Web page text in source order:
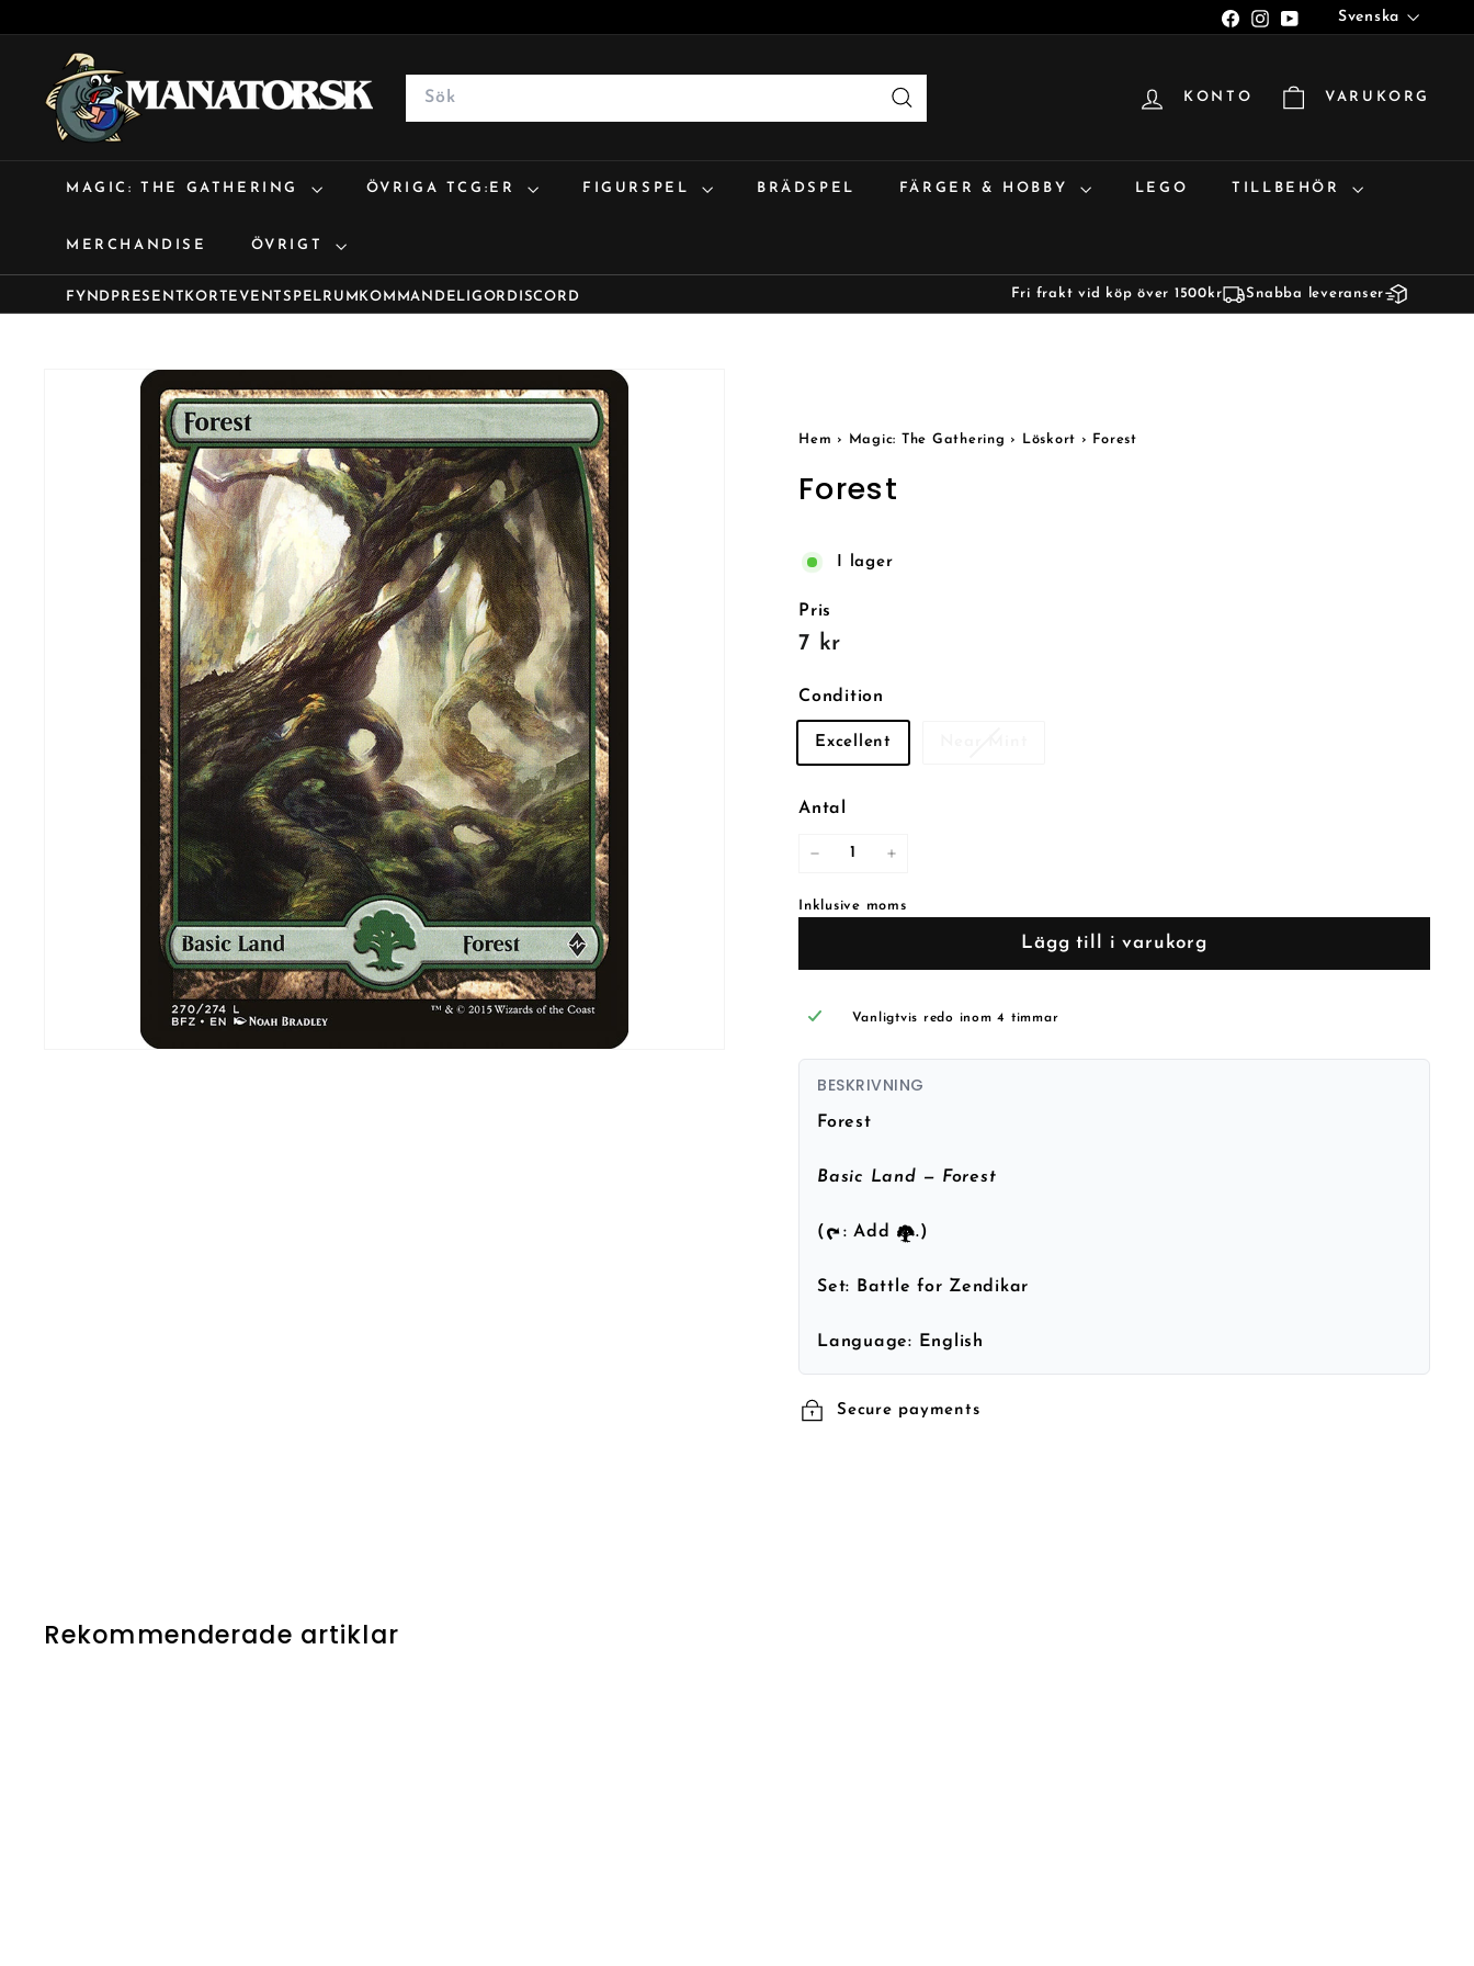
Facebook
Instagram
YouTube
Språk
Svenska
M
a
n
a
Search
Sök
KONTO VARUKORG
MAGIC: THE GATHERING ÖVRIGA TCG:ER FIGURSPEL BRÄDSPEL FÄRGER & HOBBY LEGO TILLBEHÖR
MERCHANDISE ÖVRIGT
FYND PRESENTKORT EVENTSPELRUM KOMMANDE LIGOR DISCORD Fri frakt vid köp över 1500kr Snabba leveranser
Hem › Magic: The Gathering › Löskort › Forest
Forest
I lager
Pris
Reguljärt
7 kr
Condition
Excellent
Antal
Inklusive moms
Lägg till i varukorg
Vanligtvis redo inom 4 timmar
BESKRIVNING
Forest
Basic Land — Forest
( : Add .)
Set: Battle for Zendikar
Language: English
Secure payments
Rekommenderade artiklar